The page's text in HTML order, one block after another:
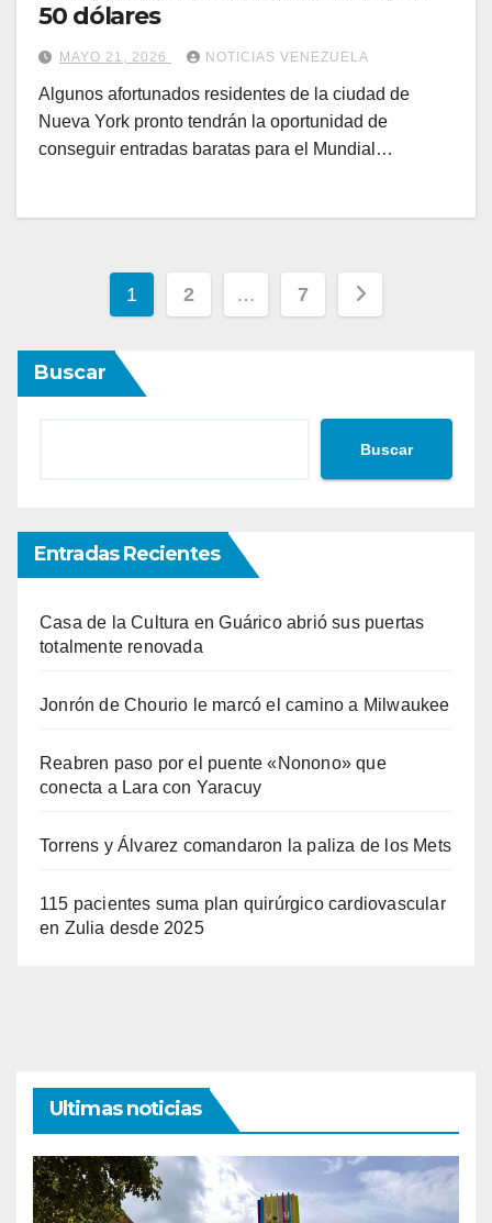
50 dólares
MAYO 21, 2026 NOTICIAS VENEZUELA
Algunos afortunados residentes de la ciudad de
Nueva York pronto tendrán la oportunidad de
conseguir entradas baratas para el Mundial…
Paginación
de
entradas
1 2 … 7
Buscar
Buscar
Entradas Recientes
Casa de la Cultura en Guárico abrió sus puertas
totalmente renovada
Jonrón de Chourio le marcó el camino a Milwaukee
Reabren paso por el puente «Nonono» que
conecta a Lara con Yaracuy
Torrens y Álvarez comandaron la paliza de los Mets
115 pacientes suma plan quirúrgico cardiovascular
en Zulia desde 2025
Ultimas noticias